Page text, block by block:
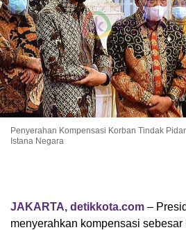
Penyerahan Kompensasi Korban Tindak
Istana Negara
JAKARTA, detikkota.com –
menyerahkan kompensasi